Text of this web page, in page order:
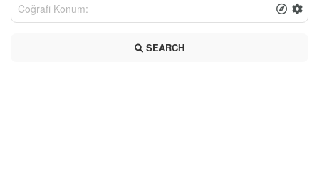
SEARCH